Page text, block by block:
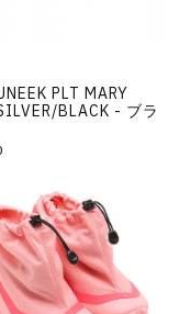
PLT MARY
BLACK - ブラ